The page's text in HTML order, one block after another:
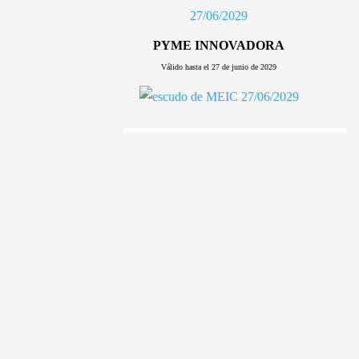
PYME INNOVADORA
Válido hasta el 27 de junio de 2029